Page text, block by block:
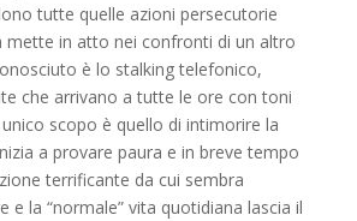
tutte quelle azioni persecutorie
mette in atto nei confronti di un altro
è lo stalking telefonico,
che arrivano a tutte le ore con toni
scopo è quello di intimorire la
a provare paura e in breve tempo
terrificante da cui sembra
e la “normale” vita quotidiana lascia il